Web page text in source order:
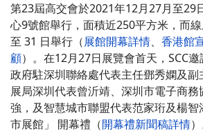
第23屆高交會於2021年12月27月至29
心9號館舉行，面積近250平方米，而
至 31 日舉行（展館開幕詳情、 香港館
顧）。在12月27日展覽會首天，SCC
政府駐深圳聯絡處代表主任鄧秀嫻及
展局深圳代表曾沂靖、深圳市電子商
強，及智慧城市聯盟代表范家珩及楊
市展館」 開幕禮（開幕禮新聞稿詳情）